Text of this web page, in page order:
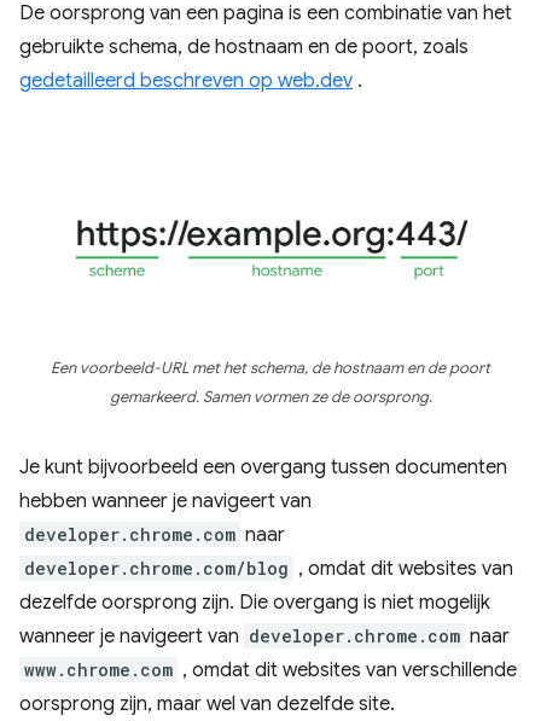
De oorsprong van een pagina is een combinatie van het
gebruikte schema, de hostnaam en de poort, zoals
gedetailleerd beschreven op web.dev .
Een voorbeeld-URL met het schema, de hostnaam en de poort
gemarkeerd. Samen vormen ze de oorsprong.
Je kunt bijvoorbeeld een overgang tussen documenten
hebben wanneer je navigeert van
developer.chrome.com naar
developer.chrome.com/blog , omdat dit websites van
dezelfde oorsprong zijn. Die overgang is niet mogelijk
wanneer je navigeert van developer.chrome.com naar
www.chrome.com , omdat dit websites van verschillende
oorsprong zijn, maar wel van dezelfde site.